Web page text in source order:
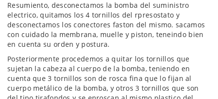
Resumiento, desconectamos la bomba del suministro
electrico, quitamos los 4 tornillos del rpresostato y
desconectamos los conectores faston del mismo. sacamos
con cuidado la membrana, muelle y piston, teneindo bien
en cuenta su orden y postura.
Posteriormente procedemos a quitar los tornillos que
sujetan la cabeza al cuerpo de la bomba, teniendo en
cuenta que 3 tornillos son de rosca fina que lo fijan al
cuerpo metálico de la bomba, y otros 3 tornillos que son